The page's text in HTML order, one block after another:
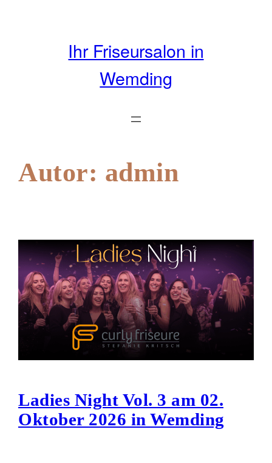
Ihr Friseursalon in
Wemding
Autor: admin
Ladies Night Vol. 3 am 02.
Oktober 2026 in Wemding